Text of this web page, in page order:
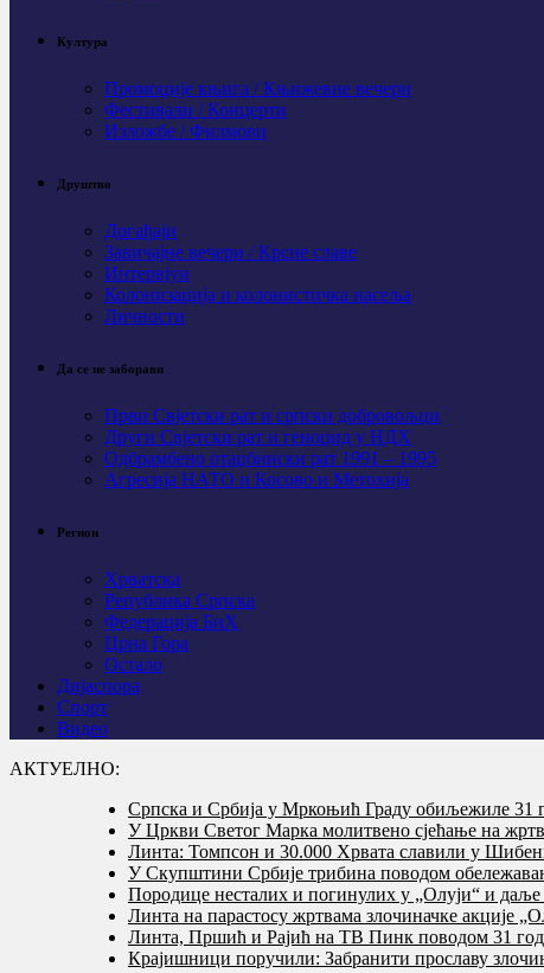
Култура
Промоције књига / Књижевне вечери
Фестивали / Концерти
Изложбе / Филмови
Друштво
Догађаји
Завичајне вечери / Крсне славе
Интервјуи
Колонизација и колонистичка насеља
Личности
Да се не заборави
Први Свјeтски рат и српски добровољци
Други Свјетски рат и геноцид у НДХ
Одбрамбено отаџбински рат 1991 – 1995
Агресија НАТО и Косово и Метохија
Регион
Хрватска
Република Српска
Федерација БиХ
Црна Гора
Остало
Дијаспора
Спорт
Видео
АКТУЕЛНО:
Српска и Србија у Мркоњић Граду обиљежиле 31
У Цркви Светог Марка молитвено сјећање на
Линта: Томпсон и 30.000 Хрвата славили у
У Скупштини Србије трибина поводом
Породице несталих и погинулих у „Олуји“ и даље
Линта на парастосу жртвама злочиначке акције
Линта, Пршић и Рајић на ТВ Пинк поводом 31
Крајишници поручили: Забранити прославу